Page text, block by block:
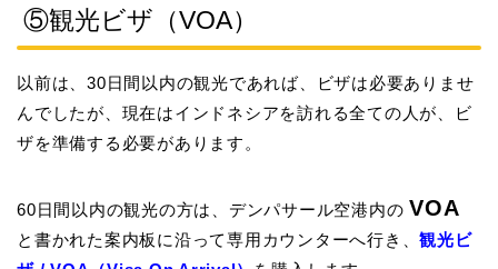
⑤観光ビザ（VOA）
以前は、30日間以内の観光であれば、ビザは必要ありませ
んでしたが、現在はインドネシアを訪れる全ての人が、ビ
ザを準備する必要があります。
60日間以内の観光の方は、デンパサール空港内の VOA
と書かれた案内板に沿って専用カウンターへ行き、観光ビ